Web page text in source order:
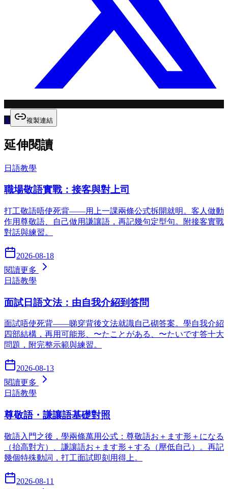
X 複製連結
延伸閱讀
日語教學
職場敬語實戰：接客與對上司
打工敬語唔使死背——用上一課兩條公式拆開就明。客人做動
作用尊敬語、自己做用謙讓語，再記幾句定型句。附接客實戰
對話與練習。
2026-08-18
閱讀更多
日語教學
面試日語文法：由自我介紹到答問
面試唔使死背——睇穿背後文法就識自己砌答案。學自我介紹
四部結構，再用可能形、〜たことがある、〜たいです答十大
問題，附完整示範與練習。
2026-08-13
閱讀更多
日語教學
尊敬語・謙讓語基礎對照
敬語入門之後，學兩條萬用公式：尊敬語お＋ます形＋になる
（抬高對方）、謙讓語お＋ます形＋する（壓低自己）。再記
幾個特殊動詞，打工面試即刻用得上。
2026-08-11